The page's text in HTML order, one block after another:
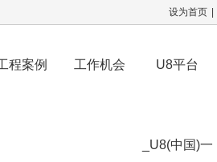
设为首页
程案例 工作机会 U8平台
_U8(中国)一